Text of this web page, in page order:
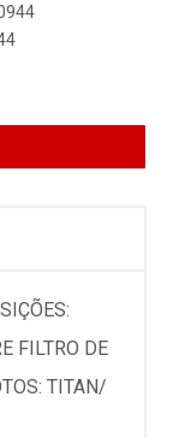
FILTRO DE
TITAN/